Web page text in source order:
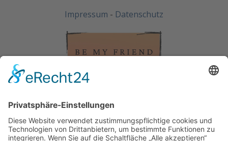
Impressum - Datenschutz